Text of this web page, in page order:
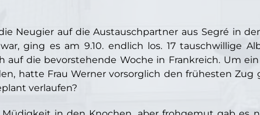
Neugier auf die Austauschpartner aus Segré in
ging es am 9.10. endlich los. 17 tauschwillige
auf die bevorstehende Woche in Frankreich. Um
hatte Frau Werner vorsorglich den frühesten Zug
verlaufen?